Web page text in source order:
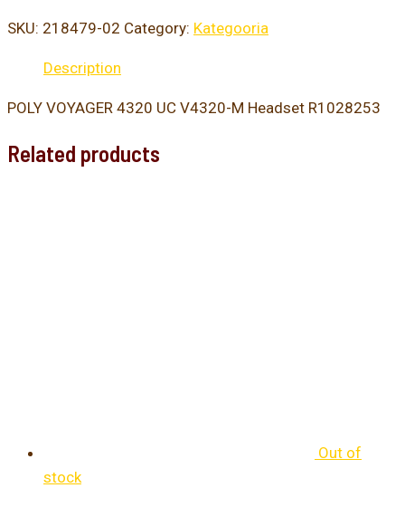
SKU: 218479-02 Category: Kategooria
Description
POLY VOYAGER 4320 UC V4320-M Headset R1028253
Related products
Out of
stock